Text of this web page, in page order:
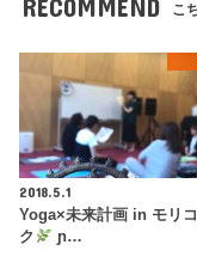
RECOMMEND こ
2018.5.1
Yoga×未来計画 in モリ
ク
ɲ…